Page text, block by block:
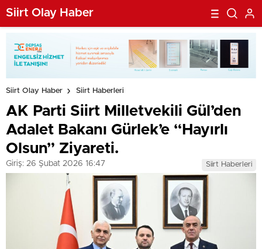
Siirt Olay Haber
Siirt Olay Haber Siirt Haberleri
AK Parti Siirt Milletvekili Gül’den
Adalet Bakanı Gürlek’e “Hayırlı
Olsun” Ziyareti.
Giriş: 26 Şubat 2026 16:47 Siirt Haberleri